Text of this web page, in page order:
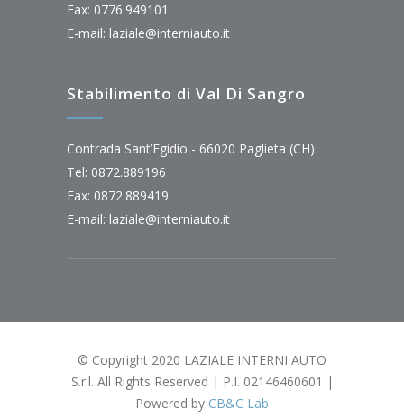
Fax: 0776.949101
E-mail: laziale@interniauto.it
Stabilimento di Val Di Sangro
Contrada Sant’Egidio - 66020 Paglieta (CH)
Tel: 0872.889196
Fax: 0872.889419
E-mail: laziale@interniauto.it
© Copyright 2020 LAZIALE INTERNI AUTO
S.r.l. All Rights Reserved | P.I. 02146460601 |
Powered by CB&C Lab